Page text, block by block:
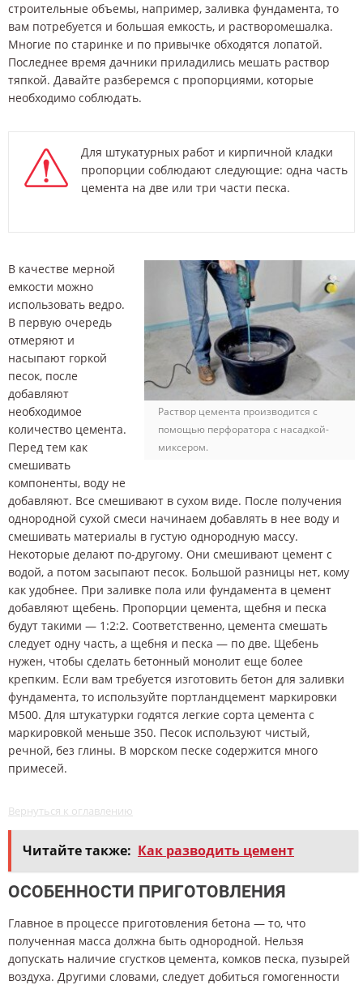
строительные объемы, например, заливка фундамента, то
вам потребуется и большая емкость, и растворомешалка.
Многие по старинке и по привычке обходятся лопатой.
Последнее время дачники приладились мешать раствор
тяпкой. Давайте разберемся с пропорциями, которые
необходимо соблюдать.
Для штукатурных работ и кирпичной кладки
пропорции соблюдают следующие: одна часть
цемента на две или три части песка.
Раствор цемента производится с
помощью перфоратора с насадкой-
миксером.
В качестве мерной
емкости можно
использовать ведро.
В первую очередь
отмеряют и
насыпают горкой
песок, после
добавляют
необходимое
количество цемента.
Перед тем как
смешивать
компоненты, воду не
добавляют. Все смешивают в сухом виде. После получения
однородной сухой смеси начинаем добавлять в нее воду и
смешивать материалы в густую однородную массу.
Некоторые делают по-другому. Они смешивают цемент с
водой, а потом засыпают песок. Большой разницы нет, кому
как удобнее. При заливке пола или фундамента в цемент
добавляют щебень. Пропорции цемента, щебня и песка
будут такими — 1:2:2. Соответственно, цемента смешать
следует одну часть, а щебня и песка — по две. Щебень
нужен, чтобы сделать бетонный монолит еще более
крепким. Если вам требуется изготовить бетон для заливки
фундамента, то используйте портландцемент маркировки
М500. Для штукатурки годятся легкие сорта цемента с
маркировкой меньше 350. Песок используют чистый,
речной, без глины. В морском песке содержится много
примесей.
Вернуться к оглавлению
Читайте также: Как разводить цемент
ОСОБЕННОСТИ ПРИГОТОВЛЕНИЯ
Главное в процессе приготовления бетона — то, что
полученная масса должна быть однородной. Нельзя
допускать наличие сгустков цемента, комков песка, пузырей
воздуха. Другими словами, следует добиться гомогенности